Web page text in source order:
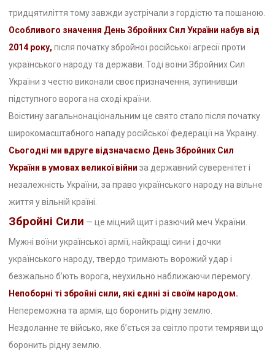
тридцятиліття тому завжди зустрічали з гордістю та пошаною.
Особливого значення День Збройних Сил України набув від
2014 року, після початку збройної російської агресії проти
українського народу та держави. Тоді воїни Збройних Сил
України з честю виконали своє призначення, зупинивши
підступного ворога на сході країни.
Воістину загальнонаціональним це свято стало після початку
широкомасштабного нападу російської федерації на Україну.
Сьогодні ми вдруге відзначаємо День Збройних Сил
України в умовах великої війни за державний суверенітет і
незалежність України, за право українського народу на вільне
життя у вільній країні.
Збройні Сили — це міцний щит і разючий меч України.
Мужні воїни української армії, найкращі сини і дочки
українського народу, твердо тримають ворожий удар і
безжально б’ють ворога, неухильно наближаючи перемогу.
Непоборні ті збройні сили, які єдині зі своїм народом.
Непереможна та армія, що боронить рідну землю.
Нездоланне те військо, яке б’ється за світло проти темряви що
боронить рідну землю.